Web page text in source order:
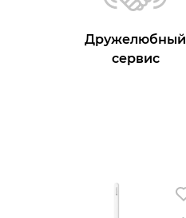
Дружелюбный
сервис